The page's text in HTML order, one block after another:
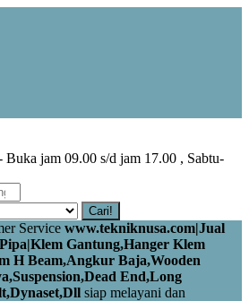
Buka jam 09.00 s/d jam 17.00 , Sabtu-
Cari!
Service www.tekniknusa.com|Jual
Gantung,Hanger Klem
H Beam,Angkur Baja,Wooden
End,Long
siap melayani dan